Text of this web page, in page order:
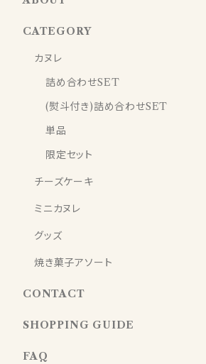
CATEGORY
カヌレ
詰め合わせSET
(熨斗付き)詰め合わせSET
単品
限定セット
チーズケーキ
ミニカヌレ
グッズ
焼き菓子アソート
CONTACT
SHOPPING GUIDE
FAQ